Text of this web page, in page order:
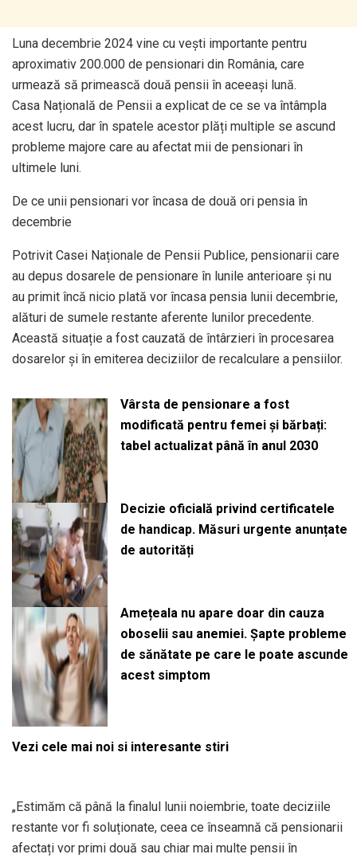
Luna decembrie 2024 vine cu vești importante pentru
aproximativ 200.000 de pensionari din România, care
urmează să primească două pensii în aceeași lună.
Casa Națională de Pensii a explicat de ce se va întâmpla
acest lucru, dar în spatele acestor plăți multiple se ascund
probleme majore care au afectat mii de pensionari în
ultimele luni.
De ce unii pensionari vor încasa de două ori pensia în
decembrie
Potrivit Casei Naționale de Pensii Publice, pensionarii care
au depus dosarele de pensionare în lunile anterioare și nu
au primit încă nicio plată vor încasa pensia lunii decembrie,
alături de sumele restante aferente lunilor precedente.
Această situație a fost cauzată de întârzieri în procesarea
dosarelor și în emiterea deciziilor de recalculare a pensiilor.
Vârsta de pensionare a fost
modificată pentru femei și bărbați:
tabel actualizat până în anul 2030
Decizie oficială privind certificatele
de handicap. Măsuri urgente anunțate
de autorități
Amețeala nu apare doar din cauza
oboselii sau anemiei. Șapte probleme
de sănătate pe care le poate ascunde
acest simptom
Vezi cele mai noi si interesante stiri
„Estimăm că până la finalul lunii noiembrie, toate deciziile
restante vor fi soluționate, ceea ce înseamnă că pensionarii
afectați vor primi două sau chiar mai multe pensii în